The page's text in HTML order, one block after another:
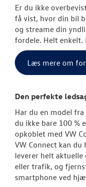
Er du ikke
få vist, hvor din bil
og streame din
fordele. Helt enkelt.
Læs mere om
Den perfekte
Har du en model
du ikke bare 100 %
opkoblet med VW
VW Connect kan
leverer helt
eller trafik, og
smartphone ved